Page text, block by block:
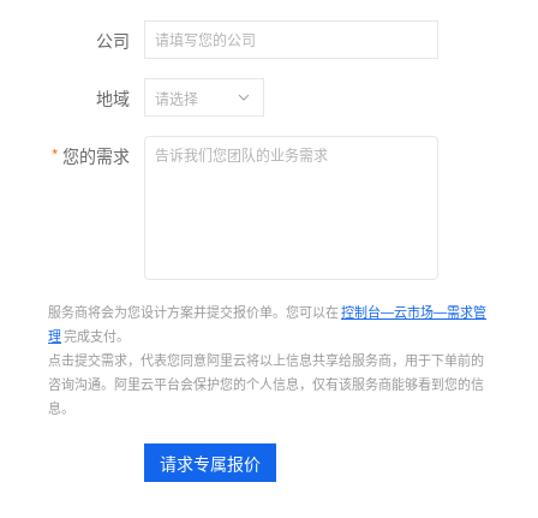
公司
地域
您的需求
服务商将会为您设计方案并提交报价单。您可以在控制台—云市场—需求管
理完成支付。
点击提交需求，代表您同意阿里云将以上信息共享给服务商，用于下单前的
咨询沟通。阿里云平台会保护您的个人信息，仅有该服务商能够看到您的信
息。
请求专属报价